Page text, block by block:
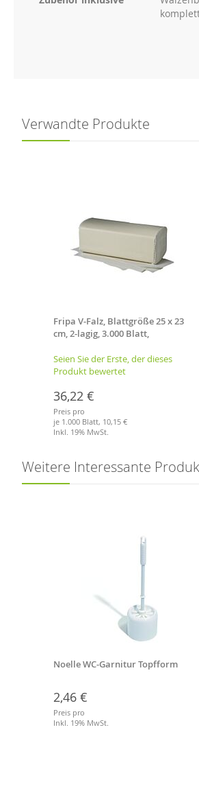
Verwandte Produkte
Fripa V-Falz, Blattgröße 25 x 23
cm, 2-lagig, 3.000 Blatt,
Seien Sie der Erste, der dieses
Produkt bewertet
36,22 €
Preis pro
je 1.000 Blatt, 10,15 €
Inkl. 19% MwSt.
Weitere Interessante
Noelle WC-Garnitur Topfform
2,46 €
Preis pro
Inkl. 19% MwSt.